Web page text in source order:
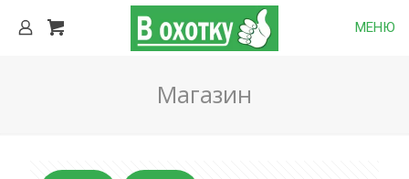
МЕНЮ
Магазин